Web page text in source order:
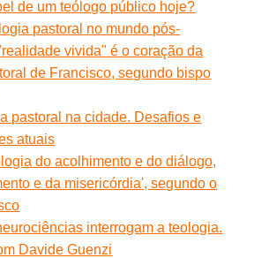
de um teólogo público hoje?
pastoral no mundo pós-
vivida" é o coração da
de Francisco, segundo bispo
pastoral na cidade. Desafios e
atuais
do acolhimento e do diálogo,
e da misericórdia', segundo o
interrogam a teologia.
Davide Guenzi